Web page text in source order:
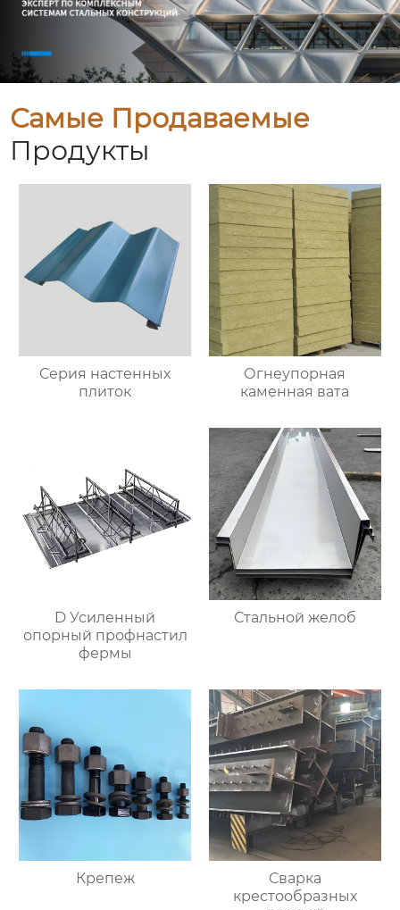
Самые Продаваемые
Продукты
Серия настенных
плиток
Огнеупорная
каменная вата
D Усиленный
опорный профнастил
фермы
Стальной желоб
Крепеж
Сварка
крестообразных